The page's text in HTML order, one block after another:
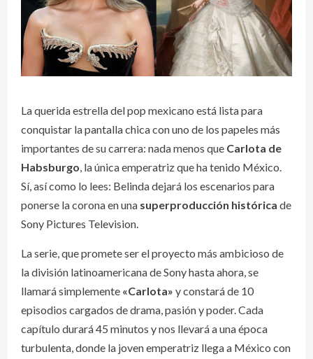
La querida estrella del pop mexicano está lista para
conquistar la pantalla chica con uno de los papeles más
importantes de su carrera: nada menos que Carlota de
Habsburgo, la única emperatriz que ha tenido México.
Sí, así como lo lees: Belinda dejará los escenarios para
ponerse la corona en una superproducción histórica de
Sony Pictures Television.
La serie, que promete ser el proyecto más ambicioso de
la división latinoamericana de Sony hasta ahora, se
llamará simplemente «Carlota» y constará de 10
episodios cargados de drama, pasión y poder. Cada
capítulo durará 45 minutos y nos llevará a una época
turbulenta, donde la joven emperatriz llega a México con